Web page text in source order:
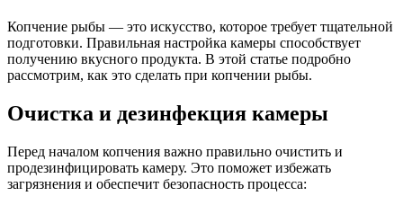
Копчение рыбы — это искусство, которое требует тщательной
подготовки. Правильная настройка камеры способствует
получению вкусного продукта. В этой статье подробно
рассмотрим, как это сделать при копчении рыбы.
Очистка и дезинфекция камеры
Перед началом копчения важно правильно очистить и
продезинфицировать камеру. Это поможет избежать
загрязнения и обеспечит безопасность процесса: